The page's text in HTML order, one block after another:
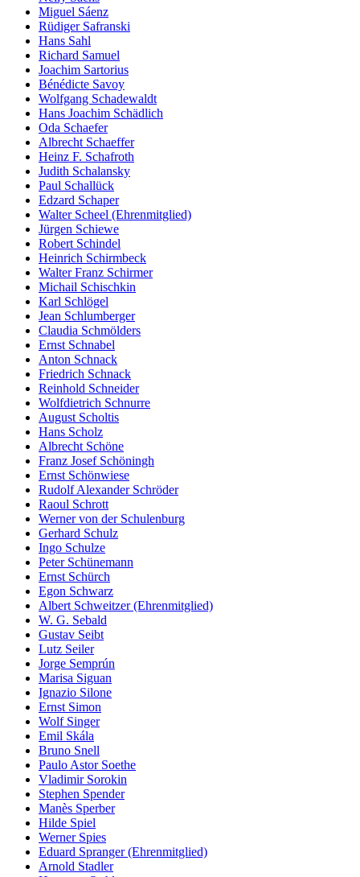
Miguel Sáenz
Rüdiger Safranski
Hans Sahl
Richard Samuel
Joachim Sartorius
Bénédicte Savoy
Wolfgang Schadewaldt
Hans Joachim Schädlich
Oda Schaefer
Albrecht Schaeffer
Heinz F. Schafroth
Judith Schalansky
Paul Schallück
Edzard Schaper
Walter Scheel (Ehrenmitglied)
Jürgen Schiewe
Robert Schindel
Heinrich Schirmbeck
Walter Franz Schirmer
Michail Schischkin
Karl Schlögel
Jean Schlumberger
Claudia Schmölders
Ernst Schnabel
Anton Schnack
Friedrich Schnack
Reinhold Schneider
Wolfdietrich Schnurre
August Scholtis
Hans Scholz
Albrecht Schöne
Franz Josef Schöningh
Ernst Schönwiese
Rudolf Alexander Schröder
Raoul Schrott
Werner von der Schulenburg
Gerhard Schulz
Ingo Schulze
Peter Schünemann
Ernst Schürch
Egon Schwarz
Albert Schweitzer (Ehrenmitglied)
W. G. Sebald
Gustav Seibt
Lutz Seiler
Jorge Semprún
Marisa Siguan
Ignazio Silone
Ernst Simon
Wolf Singer
Emil Skála
Bruno Snell
Paulo Astor Soethe
Vladimir Sorokin
Stephen Spender
Manès Sperber
Hilde Spiel
Werner Spies
Eduard Spranger (Ehrenmitglied)
Arnold Stadler